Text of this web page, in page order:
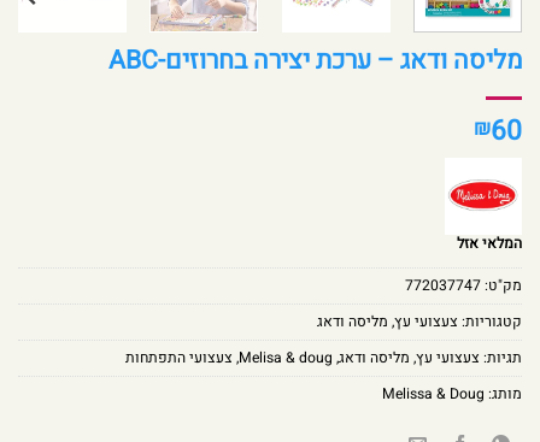
מליסה ודאג – ערכת יצירה בחרוזים-ABC
₪60
המלאי אזל
מק"ט:772037747
קטגוריות: צעצועי עץ, מליסה ודאג
תגיות: צעצועי עץ, מליסה ודאג,
Melisa & doug
, צעצועי התפתחות
מותג: Melissa & Doug